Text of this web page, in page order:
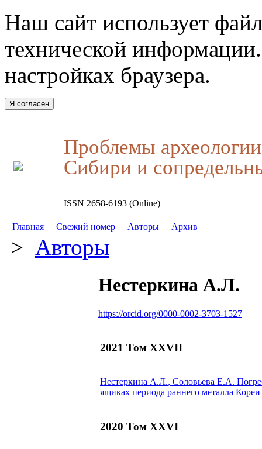
Наш сайт использует
технической
настройках браузера.
Я согласен
Проблемы
Сибири и
ISSN 2658-6193 (Online)
Главная Свежий номер Авторы Архив
> Авторы
Нестеркина А.Л.
https://orcid.org/0000-0002-3703-1527
2021 Том XXVII
Нестеркина А.Л., Соловьева Е.А.
ящиках периода раннего металла
2020 Том XXVI